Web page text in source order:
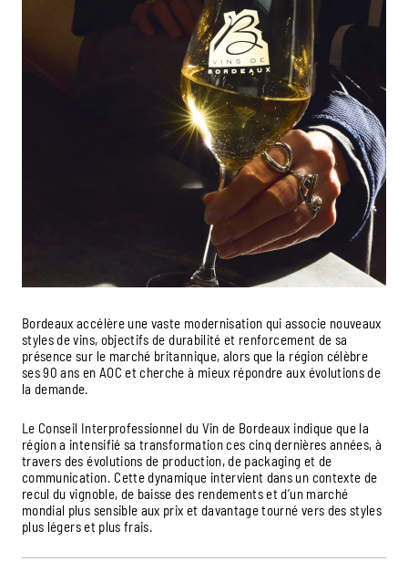
Bordeaux accélère une vaste modernisation qui associe nouveaux
styles de vins, objectifs de durabilité et renforcement de sa
présence sur le marché britannique, alors que la région célèbre
ses 90 ans en AOC et cherche à mieux répondre aux évolutions de
la demande.
Le Conseil Interprofessionnel du Vin de Bordeaux indique que la
région a intensifié sa transformation ces cinq dernières années, à
travers des évolutions de production, de packaging et de
communication. Cette dynamique intervient dans un contexte de
recul du vignoble, de baisse des rendements et d’un marché
mondial plus sensible aux prix et davantage tourné vers des styles
plus légers et plus frais.